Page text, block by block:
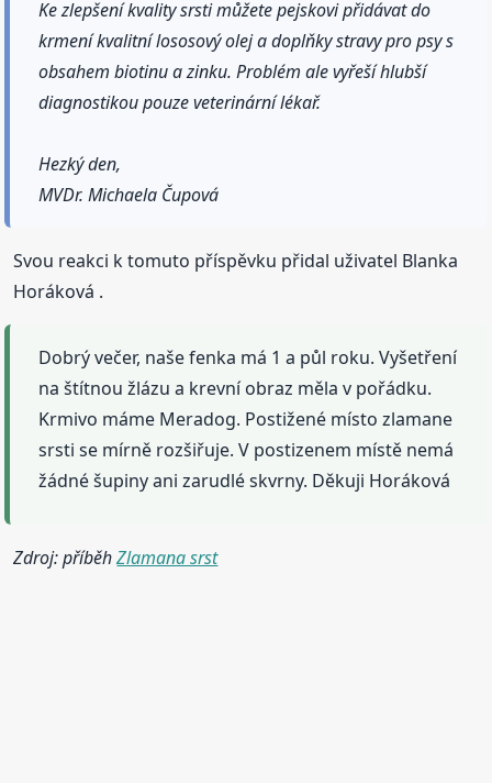
Ke zlepšení kvality srsti můžete pejskovi přidávat do
krmení kvalitní lososový olej a doplňky stravy pro psy s
obsahem biotinu a zinku. Problém ale vyřeší hlubší
diagnostikou pouze veterinární lékař.
Hezký den,
MVDr. Michaela Čupová
Svou reakci k tomuto příspěvku přidal uživatel Blanka
Horáková .
Dobrý večer, naše fenka má 1 a půl roku. Vyšetření
na štítnou žlázu a krevní obraz měla v pořádku.
Krmivo máme Meradog. Postižené místo zlamane
srsti se mírně rozšiřuje. V postizenem místě nemá
žádné šupiny ani zarudlé skvrny. Děkuji Horáková
Zdroj: příběhZlamana srst